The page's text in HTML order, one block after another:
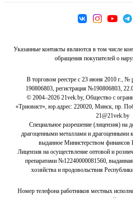
Указанные контакты являются в том числе
обращения покупателей о
В торговом реестре с 23 июня 2010 г.,
190806803, регистрация №190806803,
© 2004–2026 21vek.by, Общество с
«Триовист», юр.адрес: 220020, Минск, пр.
21@21vek.by
Специальное разрешение (лицензия) на
драгоценными металлами и
выданное Министерством финансов
Лицензия на осуществление оптовой и
препаратами №12240000081560,
хозяйства и продовольствия
Номер телефона работников местных